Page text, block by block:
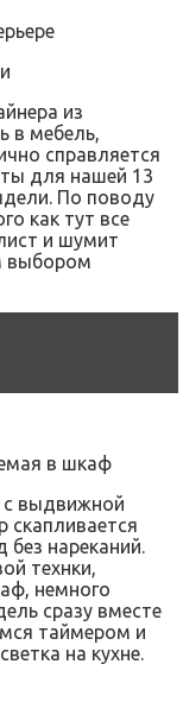
из
в мебель,
справляется
для нашей 13
По поводу
как тут все
и шумит
выбором
в шкаф
с выдвижной
скапливается
без нареканий.
технки,
немного
сразу вместе
таймером и
на кухне.